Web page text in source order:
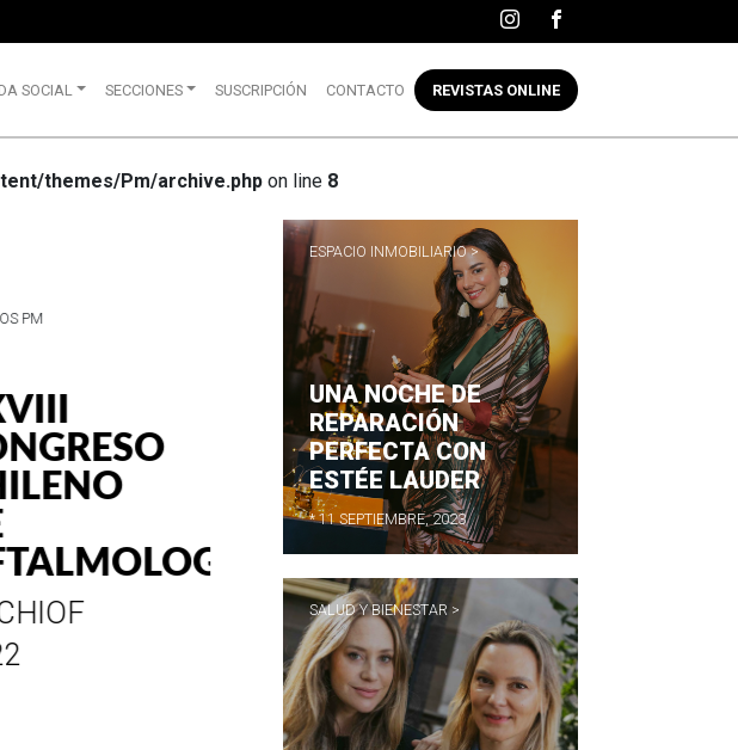
SOCIAL SECCIONES SUSCRIPCIÓN CONTACTO REVISTAS ONLINE
themes/Pm/archive.php on line 8
SOCIAL
75
DE
E
SU MES DE
ESPACIO INMOBILIARIO >
UNA NOCHE DE
REPARACIÓN
PERFECTA CON
ESTÉE LAUDER
* 11 SEPTIEMBRE, 2023
SALUD Y BIENESTAR >